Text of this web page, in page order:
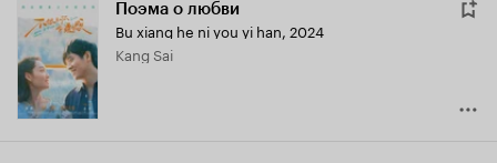
Поэма о любви
Bu xiang he ni you yi han, 2024
Kang Sai